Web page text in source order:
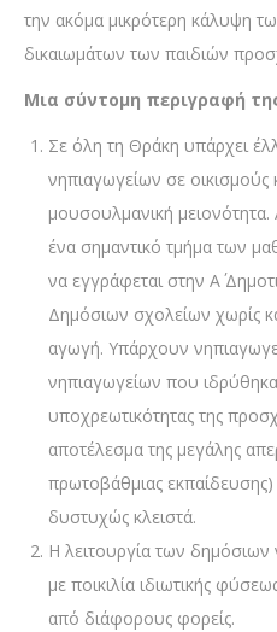
την ακόμα μικρότερη κάλυψη
δικαιωμάτων των παιδιών
Μια σύντομη περιγραφή
Σε όλη τη Θράκη υπάρχει
νηπιαγωγείων σε οικισμούς
μουσουλμανική
ένα σημαντικό τμήμα των
να εγγράφεται στην Α΄
Δημόσιων σχολείων χωρίς
αγωγή. Υπάρχουν
νηπιαγωγείων που
υποχρεωτικότητας της
αποτέλεσμα της μεγάλης
πρωτοβάθμιας
δυστυχώς κλειστά.
Η λειτουργία των δημόσιων
με ποικιλία ιδιωτικής
από διάφορους φορείς.